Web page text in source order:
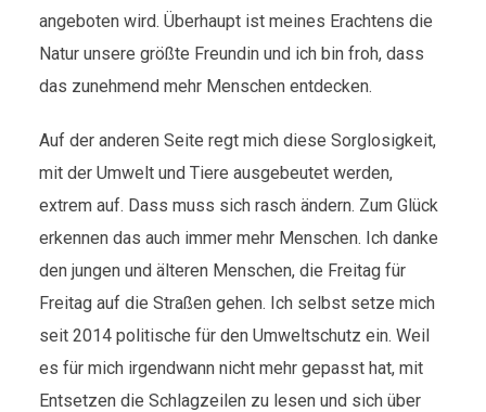
angeboten wird. Überhaupt ist meines Erachtens die
Natur unsere größte Freundin und ich bin froh, dass
das zunehmend mehr Menschen entdecken.
Auf der anderen Seite regt mich diese Sorglosigkeit,
mit der Umwelt und Tiere ausgebeutet werden,
extrem auf. Dass muss sich rasch ändern. Zum Glück
erkennen das auch immer mehr Menschen. Ich danke
den jungen und älteren Menschen, die Freitag für
Freitag auf die Straßen gehen. Ich selbst setze mich
seit 2014 politische für den Umweltschutz ein. Weil
es für mich irgendwann nicht mehr gepasst hat, mit
Entsetzen die Schlagzeilen zu lesen und sich über